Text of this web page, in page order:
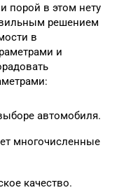
порой в этом нету
решением
в
и
автомобиля.
многочисленные
качество.